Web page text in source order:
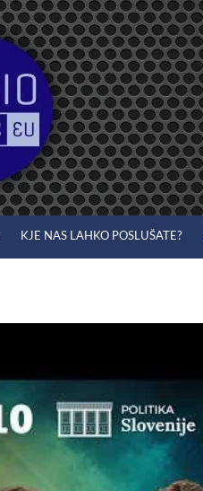
KJE NAS LAHKO POSLUŠATE?